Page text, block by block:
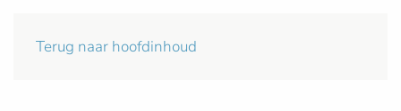
Terug naar hoofdinhoud